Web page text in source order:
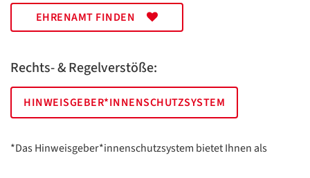
EHRENAMT FINDEN
Rechts- & Regelverstöße:
HINWEISGEBER*INNENSCHUTZSYSTEM
*Das Hinweisgeber*innenschutzsystem bietet Ihnen als